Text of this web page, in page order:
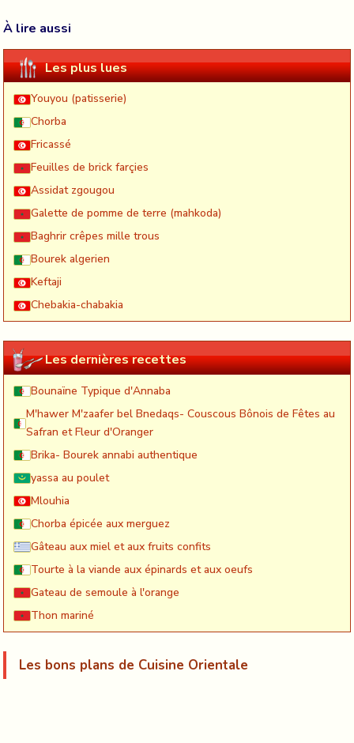
À lire aussi
Les plus lues
Youyou (patisserie)
Chorba
Fricassé
Feuilles de brick farçies
Assidat zgougou
Galette de pomme de terre (mahkoda)
Baghrir crêpes mille trous
Bourek algerien
Keftaji
Chebakia-chabakia
Les dernières recettes
Bounaïne Typique d'Annaba
M'hawer M'zaafer bel Bnedaqs- Couscous Bônois de Fêtes au
Safran et Fleur d'Oranger
Brika- Bourek annabi authentique
yassa au poulet
Mlouhia
Chorba épicée aux merguez
Gâteau aux miel et aux fruits confits
Tourte à la viande aux épinards et aux oeufs
Gateau de semoule à l'orange
Thon mariné
Les bons plans de Cuisine Orientale